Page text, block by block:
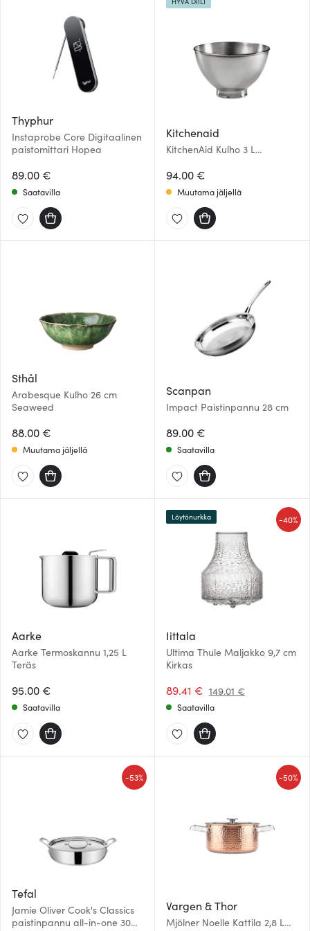
Thyphur
Instaprobe Core Digitaalinen
paistomittari Hopea
89.00 €
Saatavilla
Kitchenaid
KitchenAid Kulho 3 L
94.00 €
Muutama jäljellä
Sthål
Arabesque Kulho 26 cm
Seaweed
88.00 €
Muutama jäljellä
Scanpan
Impact Paistinpannu 28 cm
89.00 €
Saatavilla
Aarke
Aarke Termoskannu 1,25 L
Teräs
95.00 €
Saatavilla
Iittala
Ultima Thule Maljakko 9,7 cm
Kirkas
89.41 € 149.01 €
-40%
Löytönurkka
Saatavilla
Tefal
Jamie Oliver Cook's Classics
paistinpannu all-in-one 30
-53%
Vargen & Thor
Mjölner Noelle Kattila 2,8 L
-50%